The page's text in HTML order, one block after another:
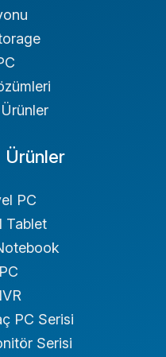
Ürünler
PC
Tablet
PC Serisi
Serisi